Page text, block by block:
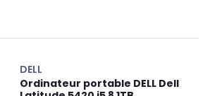
DELL
Ordinateur portable DELL Dell